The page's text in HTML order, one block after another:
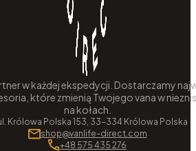
w każdej ekspedycji. Dostarczamy
które zmienią Twojego vana w
na kołach.
Królowa Polska 153, 33-334 Królowa Polska
shop@vanlife-direct.com
+48 575 435 276